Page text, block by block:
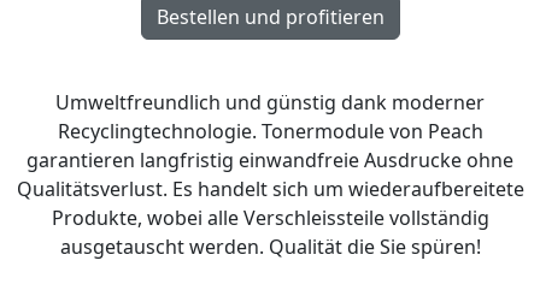
Umweltfreundlich und günstig dank moderner
Recyclingtechnologie. Tonermodule von Peach
garantieren langfristig einwandfreie Ausdrucke ohne
Qualitätsverlust. Es handelt sich um wiederaufbereitete
Produkte, wobei alle Verschleissteile vollständig
ausgetauscht werden. Qualität die Sie spüren!